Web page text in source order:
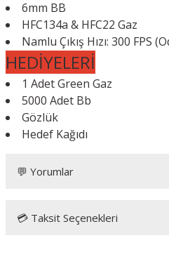
6mm BB
HFC134a & HFC22 Gaz
Namlu Çıkış Hızı: 300 FPS
HEDİYELERİ
1 Adet Green Gaz
5000 Adet Bb
Gözlük
Hedef Kağıdı
💬 Yorumlar
💳 Taksit Seçenekleri